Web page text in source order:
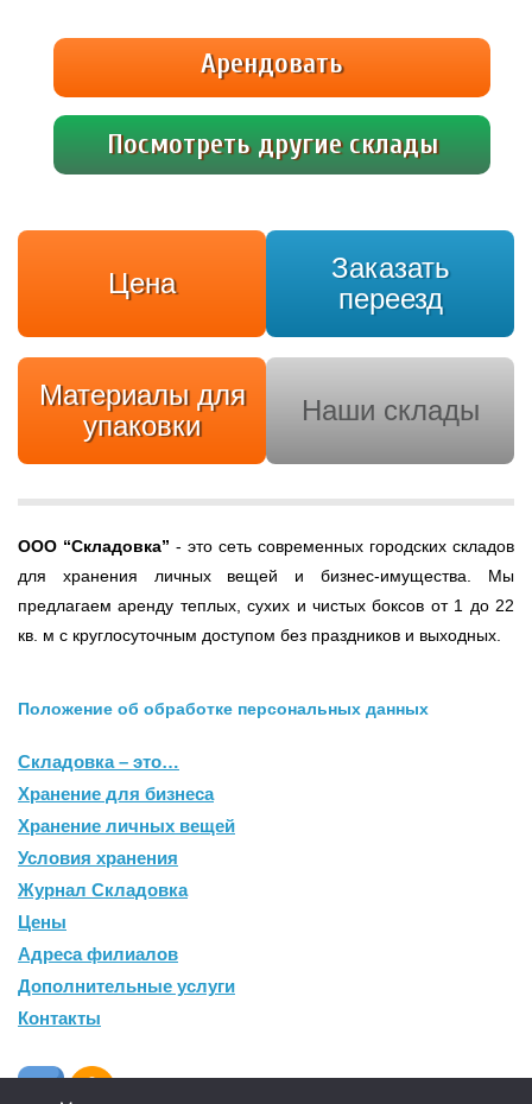
24 часа в сутки, в любой день недели без
бумажных пропусков. Каждому клиенту
Арендовать
Посмотреть другие склады
Цена
Заказать
переезд
Материалы для
упаковки
Наши склады
ООО “Складовка” - это сеть современных городских складов
для хранения личных вещей и бизнес-имущества. Мы
предлагаем аренду теплых, сухих и чистых боксов от 1 до 22
кв. м с круглосуточным доступом без праздников и выходных.
Положение об обработке персональных данных
Складовка – это…
Хранение для бизнеса
Хранение личных вещей
Условия хранения
Журнал Складовка
Цены
Адреса филиалов
Дополнительные услуги
Контакты